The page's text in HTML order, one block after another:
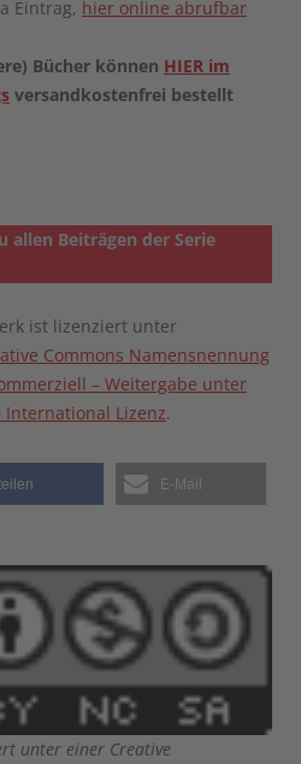
Eintrag, hier online abrufbar
Bücher können HIER im
versandkostenfrei bestellt
allen Beiträgen der Serie
ist lizenziert unter
Commons Namensnennung
– Weitergabe unter
Lizenz.
E-Mail
unter einer Creative